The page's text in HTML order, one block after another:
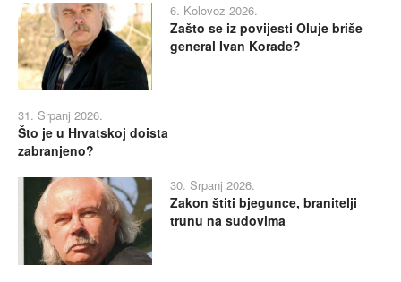
6. Kolovoz 2026.
Zašto se iz povijesti Oluje briše
general Ivan Korade?
31. Srpanj 2026.
Što je u Hrvatskoj doista
zabranjeno?
30. Srpanj 2026.
Zakon štiti bjegunce, branitelji
trunu na sudovima